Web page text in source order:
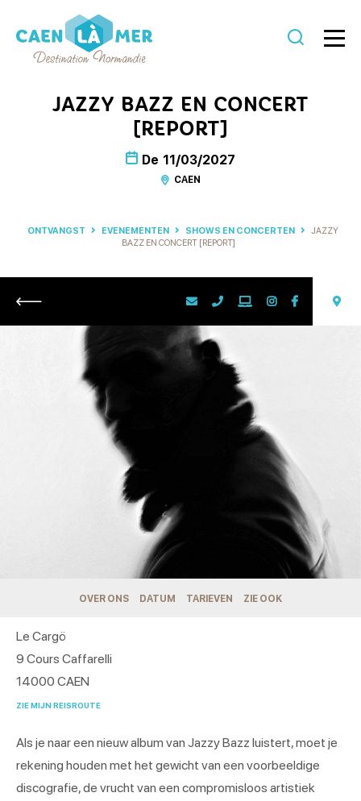
JAZZY BAZZ EN CONCERT
[REPORT]
De 11/03/2027
CAEN
ONTVANGST EVENEMENTEN SHOWS EN CONCERTEN
JAZZY
BAZZ EN CONCERT [REPORT]
Retour
OVER ONS DATUM TARIEVEN ZIE OOK
Le Cargö
9 Cours Caffarelli
14000 CAEN
ZIE MIJN REISROUTE
Als je naar een nieuw album van Jazzy Bazz luistert, moet je
rekening houden met het gewicht van een voorbeeldige
discografie, de vrucht van een compromisloos artistiek